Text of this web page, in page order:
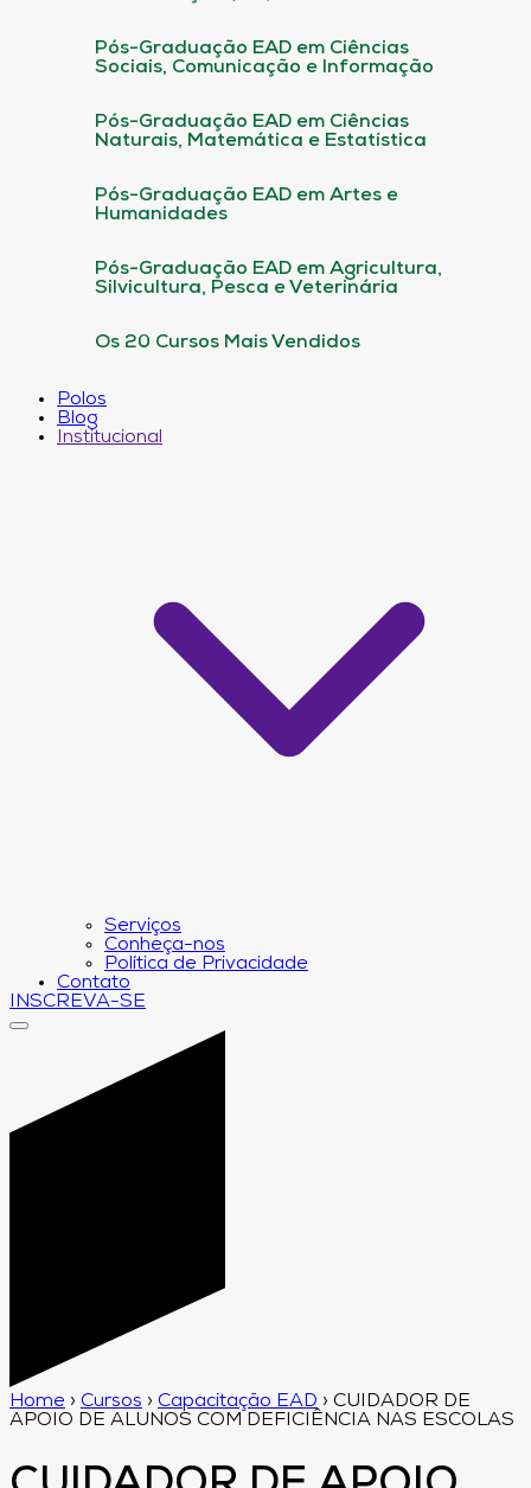
Pós-Graduação EAD em Ciências
Sociais, Comunicação e Informação
Pós-Graduação EAD em Ciências
Naturais, Matemática e Estatística
Pós-Graduação EAD em Artes e
Humanidades
Pós-Graduação EAD em Agricultura,
Silvicultura, Pesca e Veterinária
Os 20 Cursos Mais Vendidos
Polos
Blog
Institucional
Serviços
Conheça-nos
Política de Privacidade
Contato
INSCREVA-SE
Home › Cursos › Capacitação EAD › CUIDADOR DE
APOIO DE ALUNOS COM DEFICIÊNCIA NAS ESCOLAS